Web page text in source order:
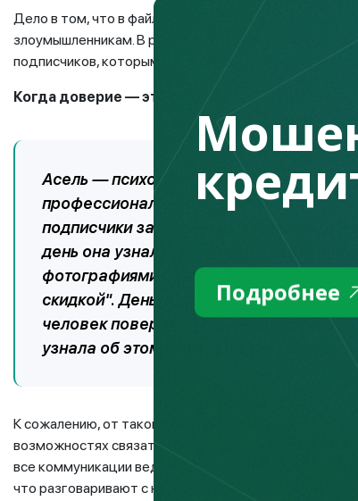
Дело в том, что в файле с презентацией был вирус,
злоумышленникам. В результате мошенники получили
подписчиков, которым потом несколько раз
Когда доверие — это капитал
Асель — психолог и коуч, ведущая блог
профессиональными советами и
подписчики за поддержку, а некоторые
день она узнала, что кто-то создал
фотографиями и начал рассылать
скидкой". Деньги просили перевести
человек поверили и перевели
узнала об этом лишь через несколько
К сожалению, от такой ситуации никто не
возможностях связаться и обговорить правила, по
все коммуникации ведутся только по телефону или
что разговаривают с настоящим блогером, а не с
Подробнее